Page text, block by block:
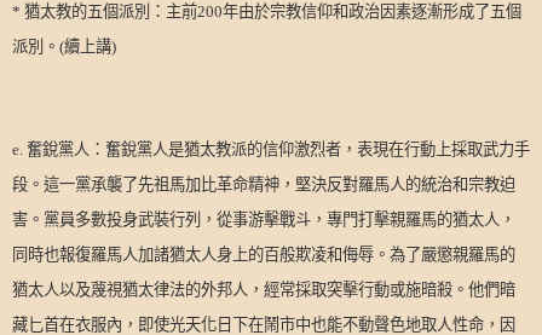
* 猶太教的五個派別：主前200年由於宗教信仰和政治因素逐漸形成了五個
派別。 (續上講)
e. 奮銳黨人：奮銳黨人是猶太教派的信仰激烈者，表現在行動上採取武力手
段。這一黨承襲了先祖馬加比革命精神，堅決反對羅馬人的統治和宗教迫
害。黨員多數投身武裝行列，從事游擊戰斗，專門打擊親羅馬的猶太人，
同時也報復羅馬人加諸猶太人身上的百般欺凌和侮辱。為了嚴懲親羅馬的
猶太人以及蔑視猶太律法的外邦人，經常採取突擊行動或施暗殺。他們暗
藏匕首在衣服內，即使光天化日下在鬧市中也能不動聲色地取人性命，因